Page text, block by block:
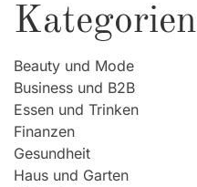
Kategorien
Beauty und Mode
Business und B2B
Essen und Trinken
Finanzen
Gesundheit
Haus und Garten